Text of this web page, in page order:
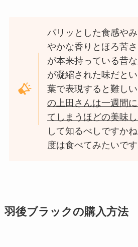
パリッとした食感や
やかな香りとほろ苦
が本来持っている昔
が凝縮された味だと
葉で表現すると難しい
の上田さんは一週間
てしまうほどの美味し
して知るべしですか
度は食べてみたいです
羽後ブラックの購入方法